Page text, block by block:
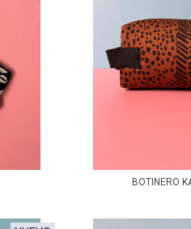
BOTINERO